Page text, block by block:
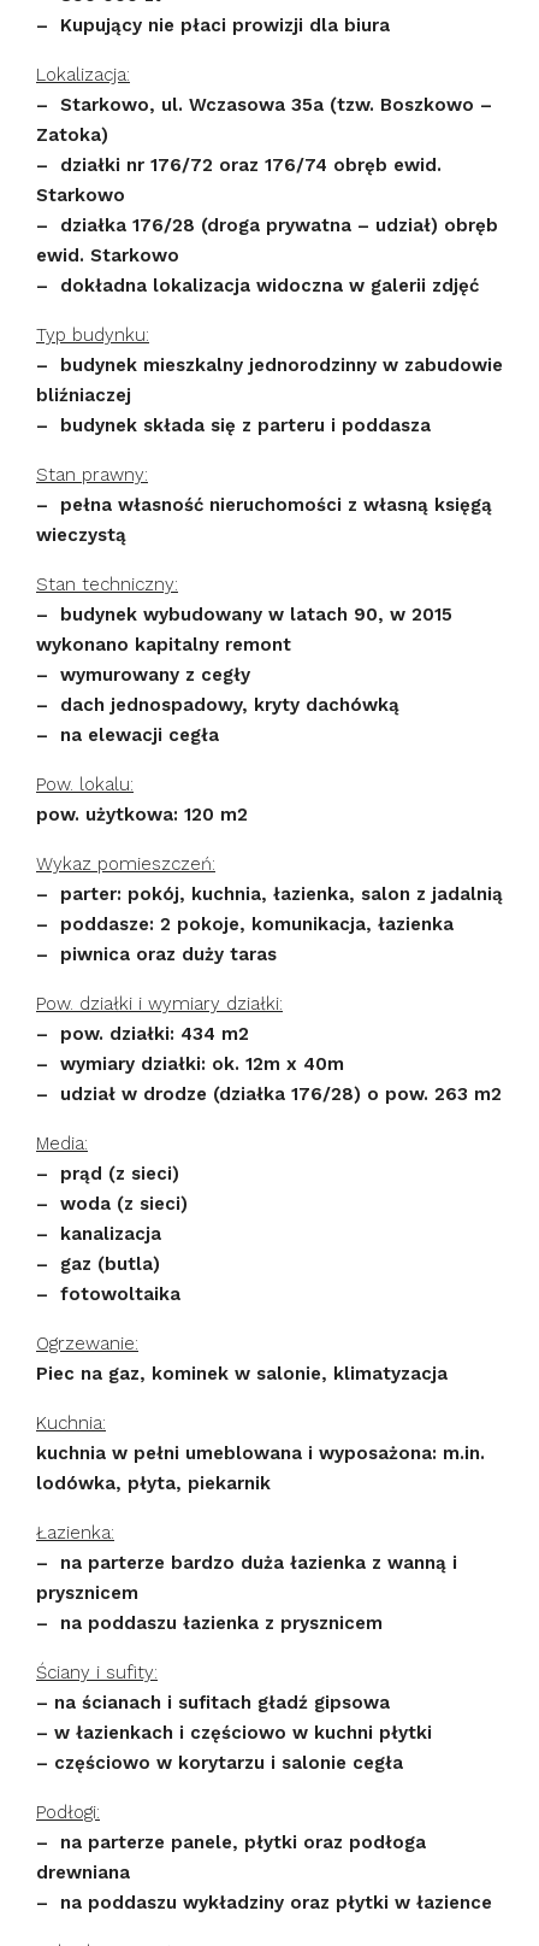
– Kupujący nie płaci prowizji dla biura
Lokalizacja:
– Starkowo, ul. Wczasowa 35a (tzw. Boszkowo –
Zatoka)
– działki nr 176/72 oraz 176/74 obręb ewid.
Starkowo
– działka 176/28 (droga prywatna – udział) obręb
ewid. Starkowo
– dokładna lokalizacja widoczna w galerii zdjęć
Typ budynku:
– budynek mieszkalny jednorodzinny w zabudowie
bliźniaczej
– budynek składa się z parteru i poddasza
Stan prawny:
– pełna własność nieruchomości z własną księgą
wieczystą
Stan techniczny:
– budynek wybudowany w latach 90, w 2015
wykonano kapitalny remont
– wymurowany z cegły
– dach jednospadowy, kryty dachówką
– na elewacji cegła
Pow. lokalu:
pow. użytkowa: 120 m2
Wykaz pomieszczeń:
– parter: pokój, kuchnia, łazienka, salon z jadalnią
– poddasze: 2 pokoje, komunikacja, łazienka
– piwnica oraz duży taras
Pow. działki i wymiary działki:
– pow. działki: 434 m2
– wymiary działki: ok. 12m x 40m
– udział w drodze (działka 176/28) o pow. 263 m2
Media:
– prąd (z sieci)
– woda (z sieci)
– kanalizacja
– gaz (butla)
– fotowoltaika
Ogrzewanie:
Piec na gaz, kominek w salonie, klimatyzacja
Kuchnia:
kuchnia w pełni umeblowana i wyposażona: m.in.
lodówka, płyta, piekarnik
Łazienka:
– na parterze bardzo duża łazienka z wanną i
prysznicem
– na poddaszu łazienka z prysznicem
Ściany i sufity:
– na ścianach i sufitach gładź gipsowa
– w łazienkach i częściowo w kuchni płytki
– częściowo w korytarzu i salonie cegła
Podłogi:
– na parterze panele, płytki oraz podłoga
drewniana
– na poddaszu wykładziny oraz płytki w łazience